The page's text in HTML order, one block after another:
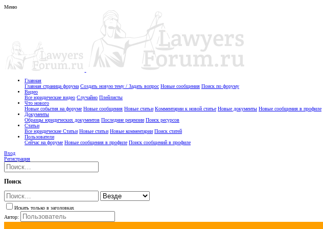
Меню
Главная
Главная страница форума Создать новую тему / Задать вопрос Новые сообщения Поиск по форуму
Видео
Все юридические видео Случайно Плейлисты
Что нового
Новые события на форуме Новые сообщения Новые статьи Комментарии к новой статье Новые документы Новые сообщения в профиле
Документы
Образцы юридических документов Последние рецензии Поиск ресурсов
Статьи
Все юридические Статьи Новые статьи Новые комментарии Поиск статей
Пользователи
Сейчас на форуме Новые сообщения в профиле Поиск сообщений в профиле
Вход
Регистрация
Поиск
Искать только в заголовках
Автор: